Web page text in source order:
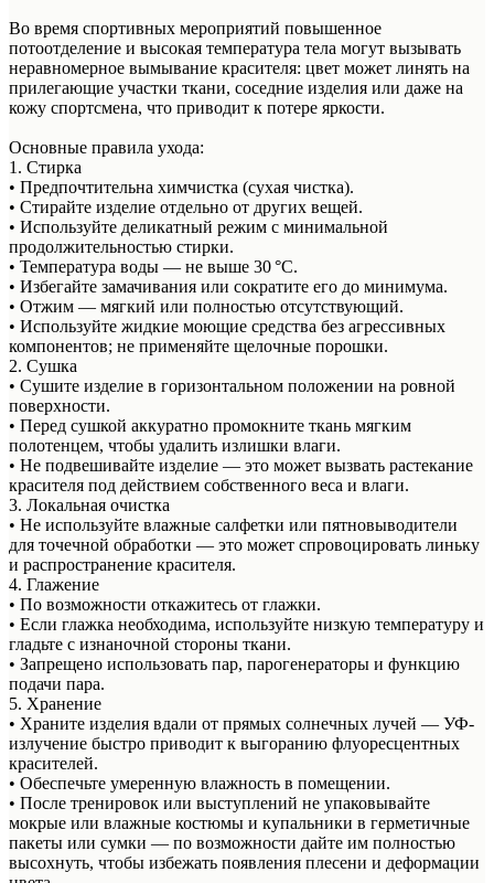
Во время спортивных мероприятий повышенное
потоотделение и высокая температура тела могут вызывать
неравномерное вымывание красителя: цвет может линять на
прилегающие участки ткани, соседние изделия или даже на
кожу спортсмена, что приводит к потере яркости.
Основные правила ухода:
1. Стирка
• Предпочтительна химчистка (сухая чистка).
• Стирайте изделие отдельно от других вещей.
• Используйте деликатный режим с минимальной
продолжительностью стирки.
• Температура воды — не выше 30 °C.
• Избегайте замачивания или сократите его до минимума.
• Отжим — мягкий или полностью отсутствующий.
• Используйте жидкие моющие средства без агрессивных
компонентов; не применяйте щелочные порошки.
2. Сушка
• Сушите изделие в горизонтальном положении на ровной
поверхности.
• Перед сушкой аккуратно промокните ткань мягким
полотенцем, чтобы удалить излишки влаги.
• Не подвешивайте изделие — это может вызвать растекание
красителя под действием собственного веса и влаги.
3. Локальная очистка
• Не используйте влажные салфетки или пятновыводители
для точечной обработки — это может спровоцировать линьку
и распространение красителя.
4. Глажение
• По возможности откажитесь от глажки.
• Если глажка необходима, используйте низкую температуру и
гладьте с изнаночной стороны ткани.
• Запрещено использовать пар, парогенераторы и функцию
подачи пара.
5. Хранение
• Храните изделия вдали от прямых солнечных лучей — УФ-
излучение быстро приводит к выгоранию флуоресцентных
красителей.
• Обеспечьте умеренную влажность в помещении.
• После тренировок или выступлений не упаковывайте
мокрые или влажные костюмы и купальники в герметичные
пакеты или сумки — по возможности дайте им полностью
высохнуть, чтобы избежать появления плесени и деформации